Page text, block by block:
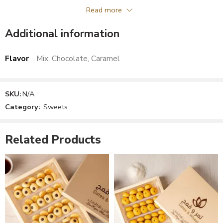
Read more
Additional information
Flavor Mix, Chocolate, Caramel
SKU:N/A
Category: Sweets
Related Products